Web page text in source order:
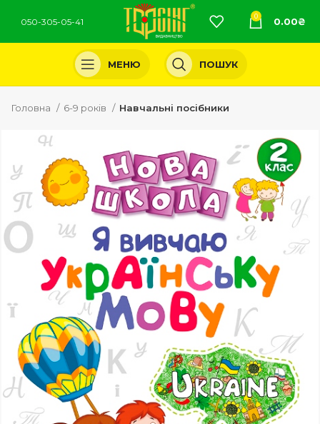
050-305-05-41
0 0.00₴
МЕНЮ ПОШУК
Головна 6-9 років Навчальні посібники